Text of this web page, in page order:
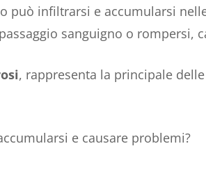
può infiltrarsi e accumularsi
sanguigno o rompersi,
, rappresenta la principale delle
e causare problemi?